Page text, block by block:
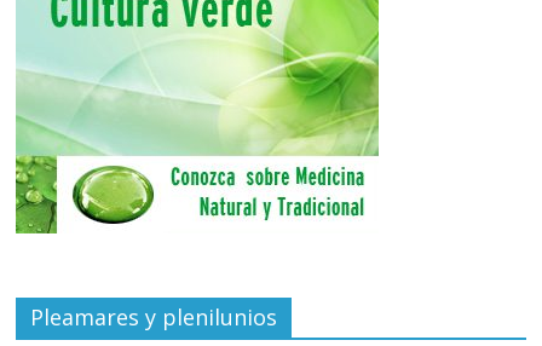
Pleamares y plenilunios